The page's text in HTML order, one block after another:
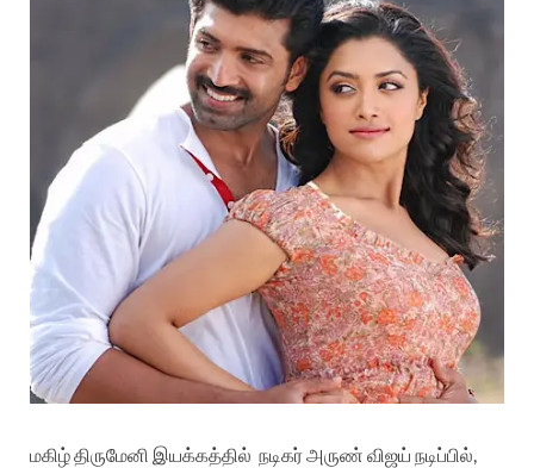
மகிழ் திருமேனி இயக்கத்தில் நடிகர் அருண் விஜய் நடிப்பில்,